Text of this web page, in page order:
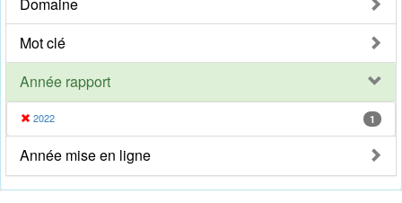
Domaine
Mot clé
Année rapport
2022 1
Année mise en ligne